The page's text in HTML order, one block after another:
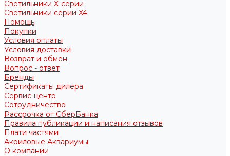
Светильники X-серии
Светильники серии X4
Помощь
Покупки
Условия оплаты
Условия доставки
Возврат и обмен
Вопрос - ответ
Бренды
Сертификаты дилера
Сервис-центр
Сотрудничество
Рассрочка от СберБанка
Правила публикации и написания отзывов
Плати частями
Акриловые Аквариумы
О компании